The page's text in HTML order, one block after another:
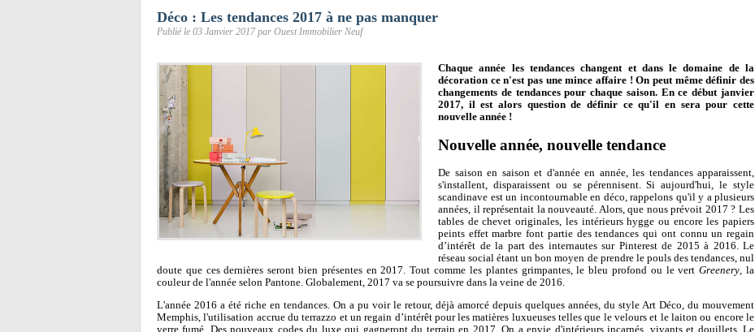
Déco : Les tendances 2017 à ne pas manquer
Publié le 03 Janvier 2017 par Ouest Immobilier Neuf
Chaque année les tendances changent et dans le domaine de la
décoration ce n'est pas une mince affaire ! On peut même définir des
changements de tendances pour chaque saison. En ce début janvier
2017, il est alors question de définir ce qu'il en sera pour cette
nouvelle année !
Nouvelle année, nouvelle tendance
De saison en saison et d'année en année, les tendances apparaissent,
s'installent, disparaissent ou se pérennisent. Si aujourd'hui, le style
scandinave est un incontournable en déco, rappelons qu'il y a plusieurs
années, il représentait la nouveauté. Alors, que nous prévoit 2017 ? Les
tables de chevet originales, les intérieurs hygge ou encore les papiers
peints effet marbre font partie des tendances qui ont connu un regain
d’intérêt de la part des internautes sur Pinterest de 2015 à 2016. Le
réseau social étant un bon moyen de prendre le pouls des tendances, nul
doute que ces dernières seront bien présentes en 2017. Tout comme les plantes grimpantes, le bleu profond ou le vertGreenery, la
couleur de l'année selon Pantone. Globalement, 2017 va se poursuivre dans la veine de 2016.
L'année 2016 a été riche en tendances. On a pu voir le retour, déjà amorcé depuis quelques années, du style Art Déco, du mouvement
Memphis, l'utilisation accrue du terrazzo et un regain d’intérêt pour les matières luxueuses telles que le velours et le laiton ou encore le
verre fumé. Des nouveaux codes du luxe qui gagneront du terrain en 2017. On a envie d'intérieurs incarnés, vivants et douillets. Le